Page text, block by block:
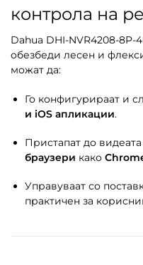
контрола на
Dahua DHI-NVR4208-8P-
обезбеди лесен и
можат да:
Го конфигурираат и
и iOS апликации.
Пристапат до
браузери како
Управуваат со
практичен за